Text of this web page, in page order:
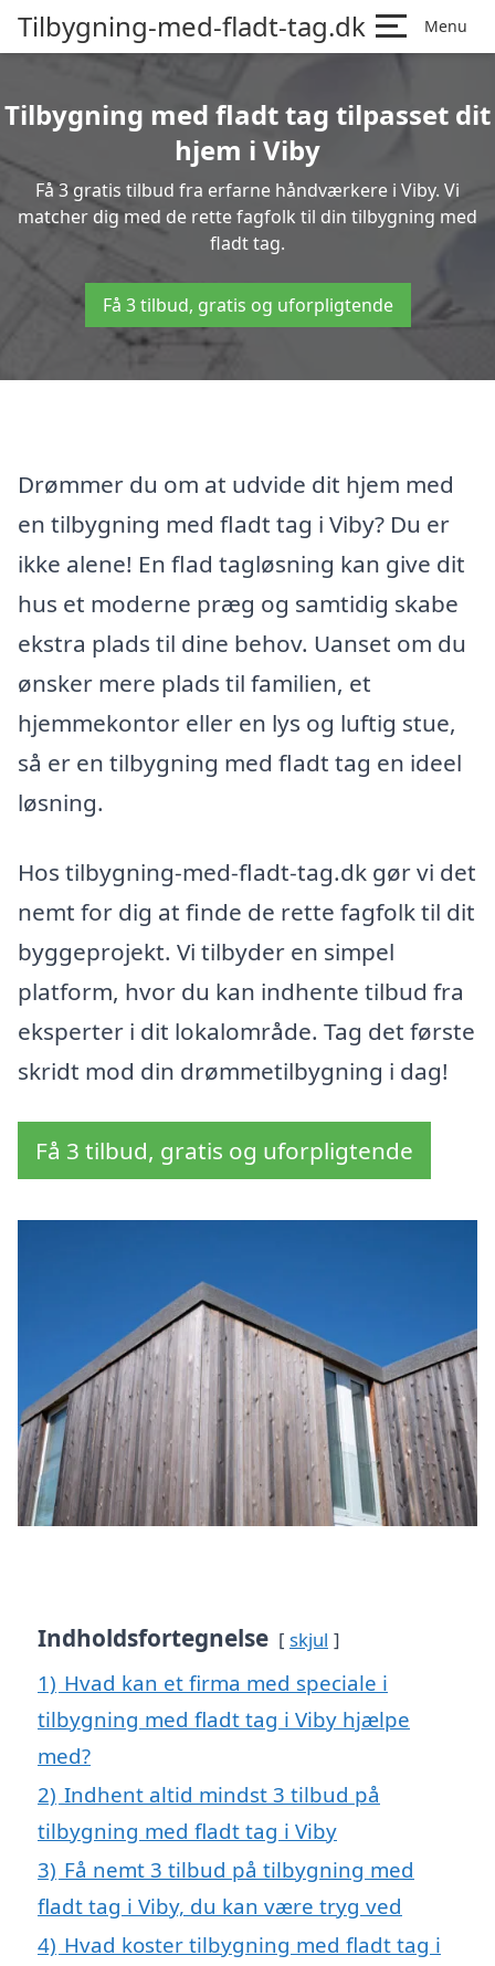
Tilbygning-med-fladt-tag.dk Menu
Tilbygning med fladt tag tilpasset dit
hjem i Viby
Få 3 gratis tilbud fra erfarne håndværkere i Viby. Vi
matcher dig med de rette fagfolk til din tilbygning med
fladt tag.
Få 3 tilbud, gratis og uforpligtende
Drømmer du om at udvide dit hjem med
en tilbygning med fladt tag i Viby? Du er
ikke alene! En flad tagløsning kan give dit
hus et moderne præg og samtidig skabe
ekstra plads til dine behov. Uanset om du
ønsker mere plads til familien, et
hjemmekontor eller en lys og luftig stue,
så er en tilbygning med fladt tag en ideel
løsning.
Hos tilbygning-med-fladt-tag.dk gør vi det
nemt for dig at finde de rette fagfolk til dit
byggeprojekt. Vi tilbyder en simpel
platform, hvor du kan indhente tilbud fra
eksperter i dit lokalområde. Tag det første
skridt mod din drømmetilbygning i dag!
Få 3 tilbud, gratis og uforpligtende
Indholdsfortegnelse skjul
1) Hvad kan et firma med speciale i
tilbygning med fladt tag i Viby hjælpe
med?
2) Indhent altid mindst 3 tilbud på
tilbygning med fladt tag i Viby
3) Få nemt 3 tilbud på tilbygning med
fladt tag i Viby, du kan være tryg ved
4) Hvad koster tilbygning med fladt tag i